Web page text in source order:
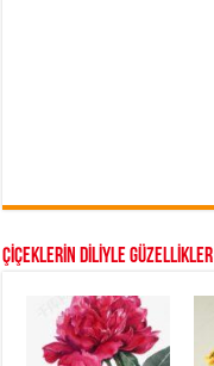
ÇİÇEKLERİN DİLİYLE GÜZELLİKLER